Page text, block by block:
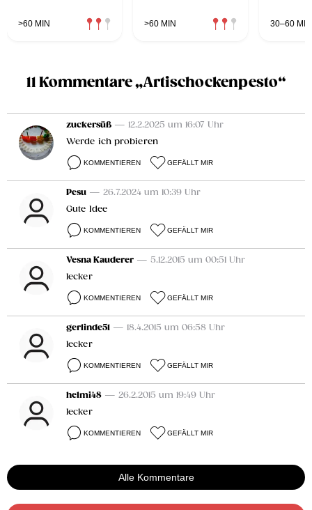
>60 MIN >60 MIN 30–60 MIN
11 Kommentare „Artischockenpesto“
zuckersüß — 12.2.2025 um 16:07 Uhr
Werde ich probieren
KOMMENTIEREN GEFÄLLT MIR
Pesu — 26.7.2024 um 10:39 Uhr
Gute Idee
KOMMENTIEREN GEFÄLLT MIR
Vesna Kauderer — 5.12.2015 um 00:51 Uhr
lecker
KOMMENTIEREN GEFÄLLT MIR
gerlinde51 — 18.4.2015 um 06:58 Uhr
lecker
KOMMENTIEREN GEFÄLLT MIR
helmi48 — 26.2.2015 um 19:49 Uhr
lecker
KOMMENTIEREN GEFÄLLT MIR
Alle Kommentare